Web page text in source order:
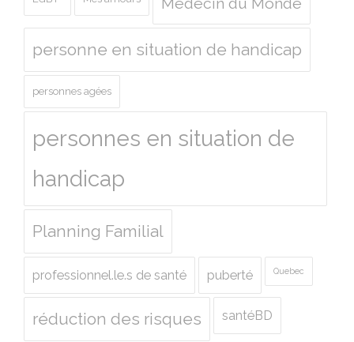
Médecin du Monde
personne en situation de handicap
personnes agées
personnes en situation de
handicap
Planning Familial
professionnel.le.s de santé puberté Quebec
réduction des risques santéBD